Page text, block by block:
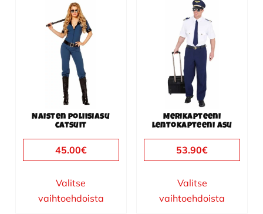
Naisten poliisiasu
catsuit
45.00€
Valitse
vaihtoehdoista
tuotteella
muunnelma.
valinnat
tuotteen
sivulla.
Merikapteeni
lentokapteeni asu
53.90€
Valitse
vaihtoehdoista
tuotteella
useampi
muunnelma.
tehdä
valinnat
tuotteen
sivulla.